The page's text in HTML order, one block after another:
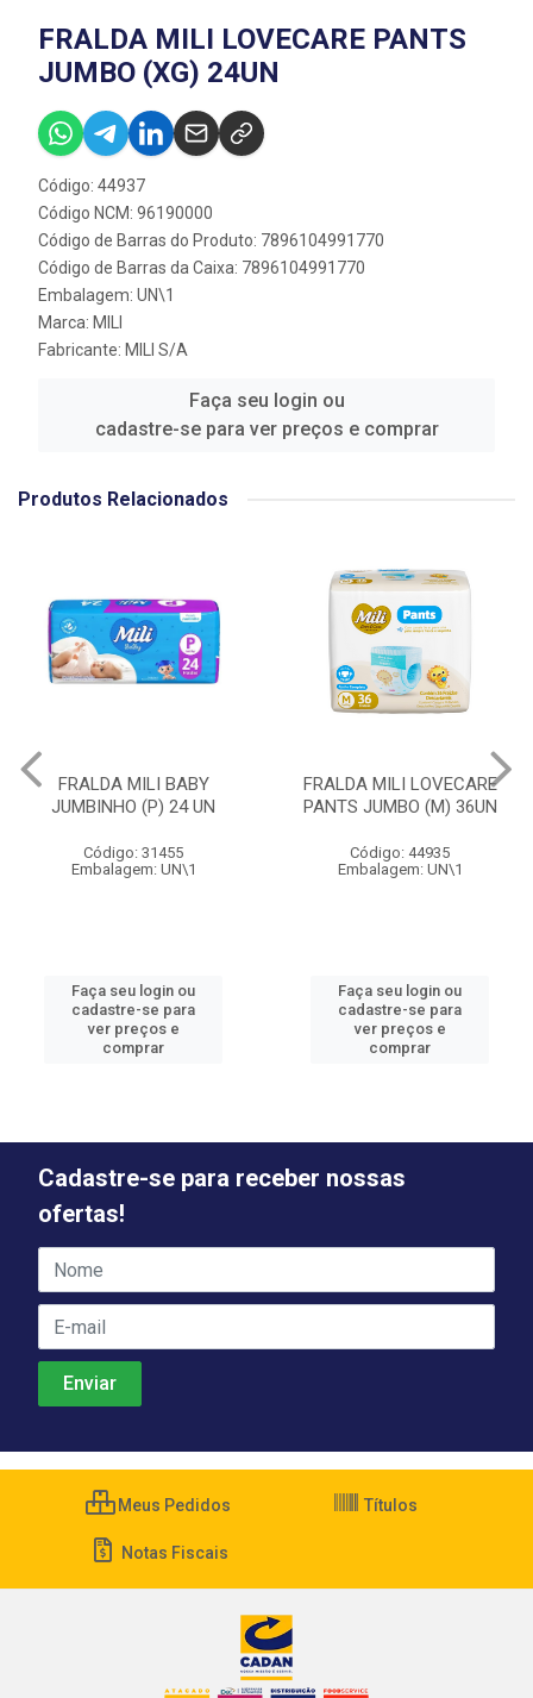
FRALDA MILI LOVECARE PANTS
JUMBO (XG) 24UN
Código: 44937
Código NCM: 96190000
Código de Barras do Produto: 7896104991770
Código de Barras da Caixa: 7896104991770
Embalagem: UN\1
Marca: MILI
Fabricante: MILI S/A
Faça seu login ou
cadastre-se para ver preços e comprar
Produtos Relacionados
FRALDA MILI BABY
JUMBINHO (P) 24 UN
Código: 31455
Embalagem: UN\1
Faça seu login ou
cadastre-se para
ver preços e
comprar
FRALDA MILI LOVECARE
PANTS JUMBO (M) 36UN
Código: 44935
Embalagem: UN\1
Faça seu login ou
cadastre-se para
ver preços e
comprar
Cadastre-se para receber nossas
ofertas!
Meus Pedidos Títulos
Notas Fiscais